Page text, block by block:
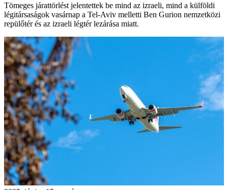
Tömeges járattörlést jelentettek be mind az izraeli, mind a külföldi
légitársaságok vasárnap a Tel-Aviv melletti Ben Gurion nemzetközi
repülőtér és az izraeli légtér lezárása miatt.